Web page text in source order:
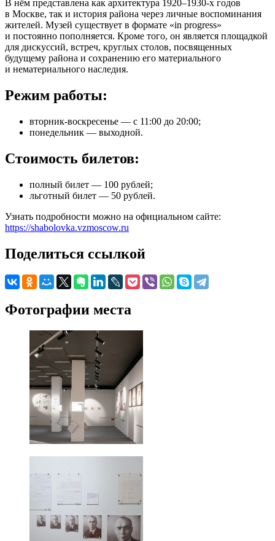
В нём представлена как архитектура 1920–1930-х годов
в Москве, так и история района через личные воспоминания
жителей. Музей существует в формате «in progress»
и постоянно пополняется. Кроме того, он является площадкой
для дискуссий, встреч, круглых столов, посвященных
будущему района и сохранению его материального
и нематериального наследия.
Режим работы:
вторник-воскресенье — с 11:00 до 20:00;
понедельник — выходной.
Стоимость билетов:
полный билет — 100 рублей;
льготный билет — 50 рублей.
Узнать подробности можно на официальном сайте:
https://shabolovka.vzmoscow.ru
Поделиться ссылкой
Фотографии места